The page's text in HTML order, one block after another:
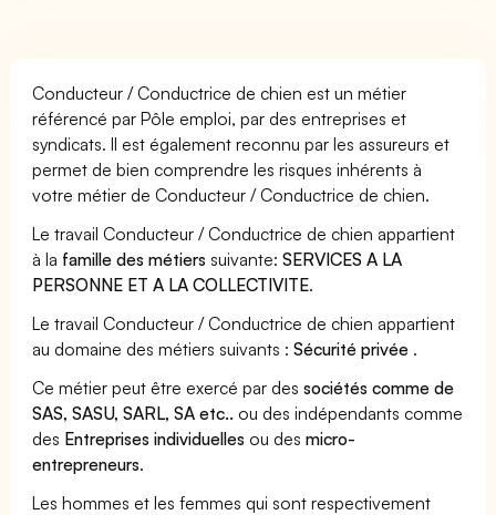
Conducteur / Conductrice de chien est un métier
référencé par Pôle emploi, par des entreprises et
syndicats. Il est également reconnu par les assureurs et
permet de bien comprendre les risques inhérents à
votre métier de Conducteur / Conductrice de chien.
Le travail Conducteur / Conductrice de chien appartient
à la famille des métiers suivante:SERVICES A LA
PERSONNE ET A LA COLLECTIVITE.
Le travail Conducteur / Conductrice de chien appartient
au domaine des métiers suivants :Sécurité privée .
Ce métier peut être exercé par dessociétés comme de
SAS, SASU, SARL, SA etc.. ou des indépendants comme
des Entreprises individuelles ou desmicro-
entrepreneurs.
Les hommes et les femmes qui sont respectivement